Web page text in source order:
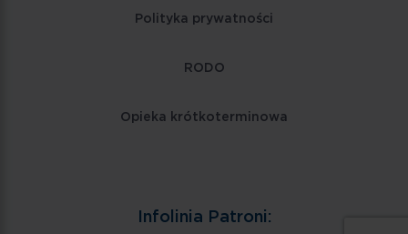
Polityka prywatności
RODO
Opieka krótkoterminowa
Infolinia Patroni: